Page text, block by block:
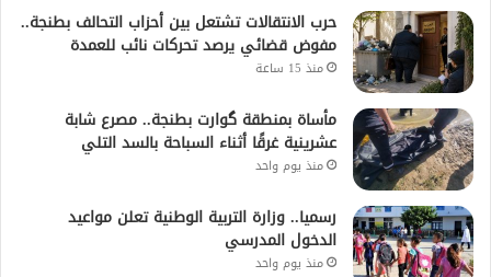
حرب الانتقالات تشتعل بين أحزاب التحالف بطنجة..
مفوض قضائي يرصد تحركات نائب للعمدة
منذ 15 ساعة
مأساة بمنطقة گوارت بطنجة.. مصرع شابة
عشرينية غرقًا أثناء السباحة بالسد التلي
منذ يوم واحد
رسميا.. وزارة التربية الوطنية تعلن مواعيد
الدخول المدرسي
منذ يوم واحد